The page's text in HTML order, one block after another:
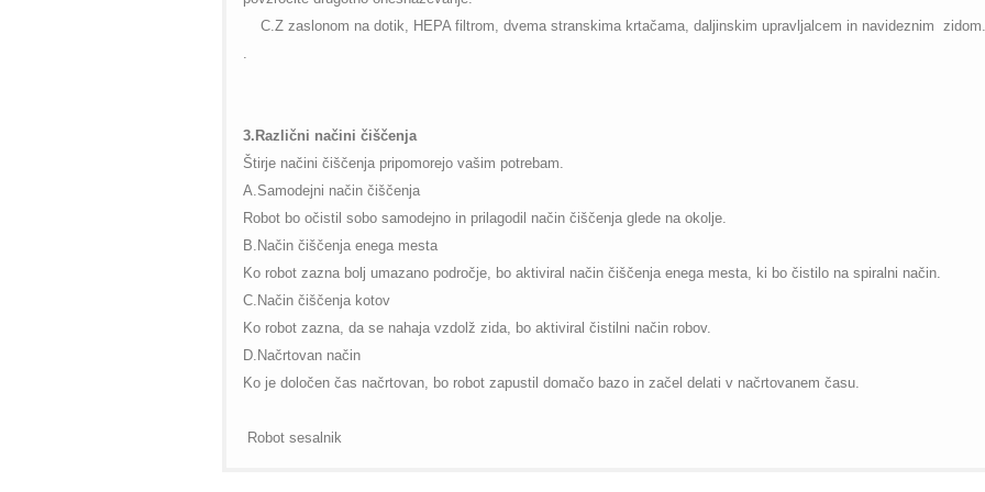
C.Z zaslonom na dotik, HEPA filtrom, dvema stranskima krtačama, daljinskim upravljalcem in navideznim zidom.
.
3.Različni načini čiščenja
Štirje načini čiščenja pripomorejo vašim potrebam.
A.Samodejni način čiščenja
Robot bo očistil sobo samodejno in prilagodil način čiščenja glede na okolje.
B.Način čiščenja enega mesta
Ko robot zazna bolj umazano področje, bo aktiviral način čiščenja enega mesta, ki bo čistilo na spiralni način.
C.Način čiščenja kotov
Ko robot zazna, da se nahaja vzdolž zida, bo aktiviral čistilni način robov.
D.Načrtovan način
Ko je določen čas načrtovan, bo robot zapustil domačo bazo in začel delati v načrtovanem času.
Robot sesalnik